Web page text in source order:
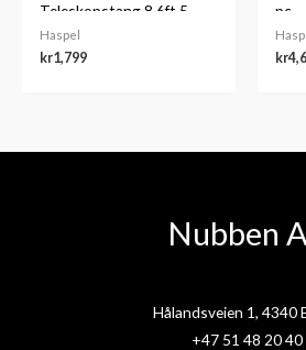
Teleskopstang 8,6ft 5-
21g
Haspel
kr1,799
pc
kr
Nubben
Hålandsveien 1, 4340
+47 51 48 20 40